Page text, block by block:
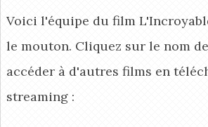
Voici l'équipe du film
le mouton. Cliquez sur le nom
accéder à d'autres films en
streaming :